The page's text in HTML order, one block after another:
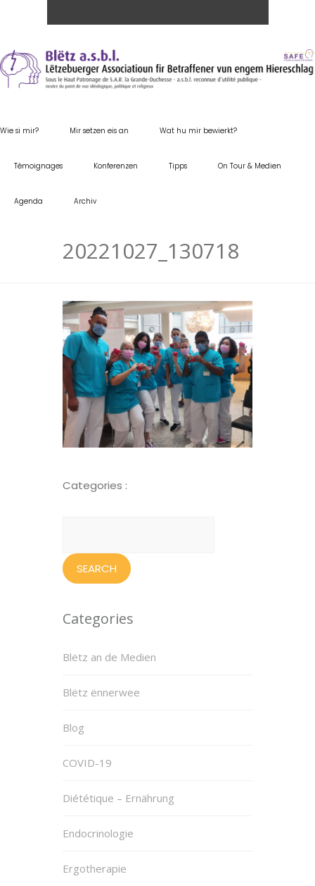
Wie si mir? Mir setzen eis an Wat hu mir bewierkt?
Témoignages Konferenzen Tipps On Tour & Medien
Agenda Archiv
20221027_130718
Categories :
Categories
Blëtz an de Medien
Blëtz ënnerwee
Blog
COVID-19
Diététique – Ernährung
Endocrinologie
Ergotherapie